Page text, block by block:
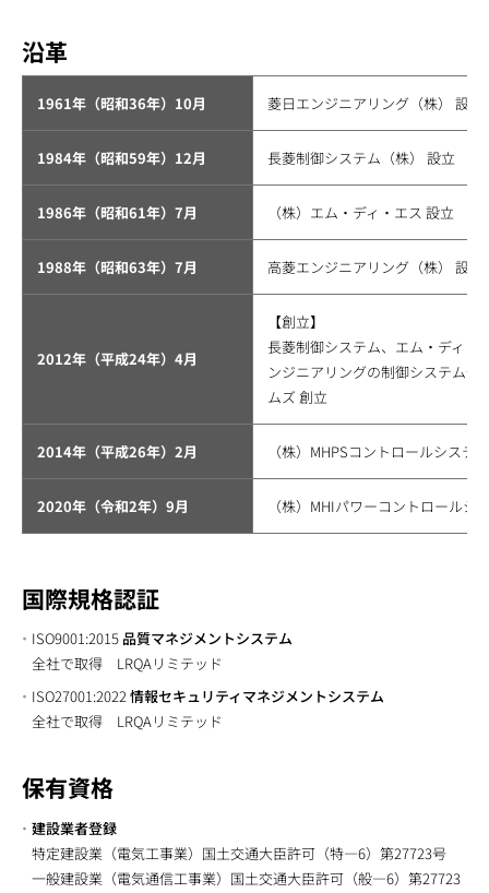
沿革
1961年（昭和36年）10月 菱日エンジニアリング（株） 設立
1984年（昭和59年）12月 長菱制御システム（株） 設立
1986年（昭和61年）7月 （株）エム・ディ・エス 設立
1988年（昭和63年）7月 高菱エンジニアリング（株） 設立
2012年（平成24年）4月
【創立】
長菱制御システム、エム・ディ・
ンジニアリングの制御システム
ムズ 創立
2014年（平成26年）2月 （株）MHPSコントロールシステ
2020年（令和2年）9月 （株）MHIパワーコントロールシ
国際規格認証
ISO9001:2015 品質マネジメントシステム
全社で取得 LRQAリミテッド
ISO27001:2022情報セキュリティマネジメントシステム
全社で取得 LRQAリミテッド
保有資格
建設業者登録
特定建設業（電気工事業）国土交通大臣許可（特―6）第27723号
一般建設業（電気通信工事業）国土交通大臣許可（般―6）第27723